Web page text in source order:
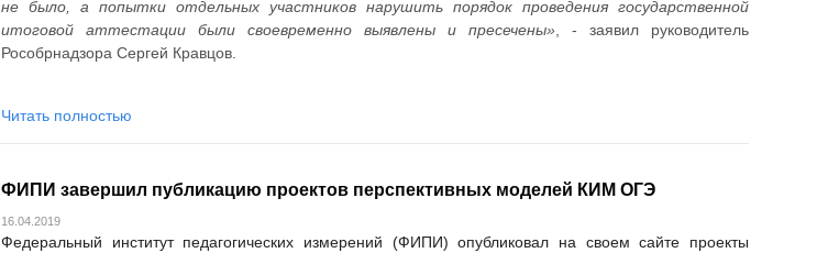
не было, а попытки отдельных участников нарушить порядок проведения государственной
итоговой аттестации были своевременно выявлены и пресечены» , - заявил руководитель
Рособрнадзора Сергей Кравцов.
Читать полностью
ФИПИ завершил публикацию проектов перспективных моделей КИМ ОГЭ
16.04.2019
Федеральный институт педагогических измерений (ФИПИ) опубликовал на своем сайте проекты